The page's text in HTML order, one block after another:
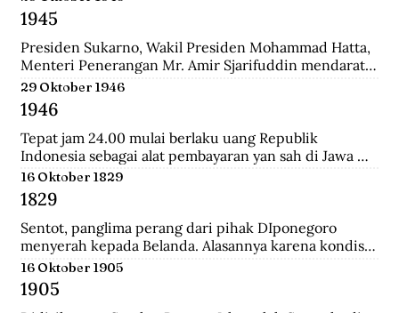
Saat ini menjadi Fakultas Hukum Universitas
Indonesia.
1945
Presiden Sukarno, Wakil Presiden Mohammad Hatta,
Menteri Penerangan Mr. Amir Sjarifuddin mendarat
di Surabaya atas permintaan Sekutu. Mereka disertai
beberapa perwira Inggris dan wartawan-wartawan
luar negeri.
29 Oktober 1946
1946
Tepat jam 24.00 mulai berlaku uang Republik
Indonesia sebagai alat pembayaran yan sah di Jawa
dan Madura. Dengan demikian uang yang berlalu
sebelumnya tidak lagi berlaku.
16 Oktober 1829
1829
Sentot, panglima perang dari pihak DIponegoro
menyerah kepada Belanda. Alasannya karena kondisi
perekonomian yang memburuk akibat perang yang
tak kunung usai.
16 Oktober 1905
1905